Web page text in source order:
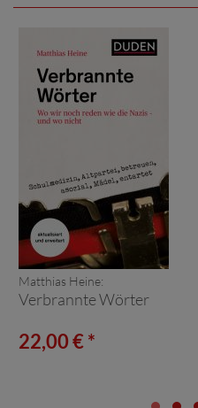
Matthias Heine:
Verbrannte Wörter
22,00 € *